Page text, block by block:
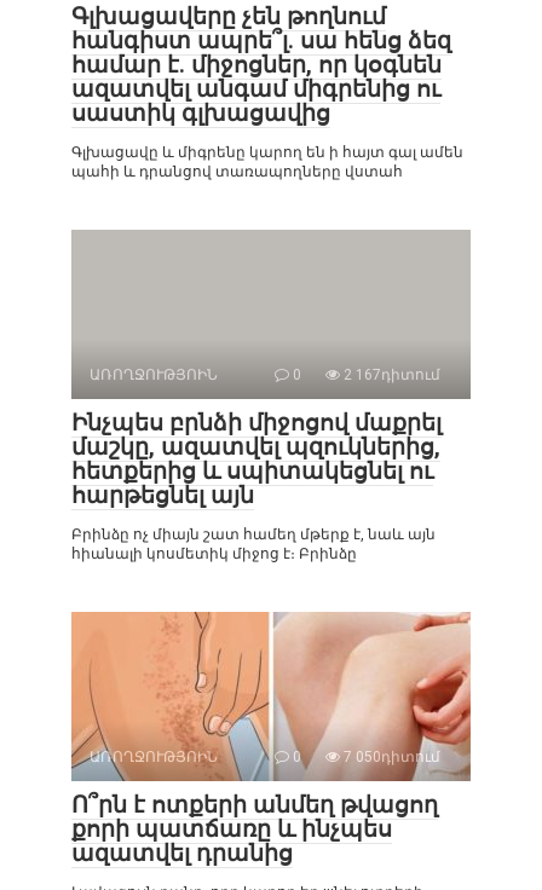
Գլխացավերը չեն թողնում
հանգիստ ապրե՞լ. սա հենց ձեզ
համար է. միջոցներ, որ կօգնեն
ազատվել անգամ միգրենից ու
սաստիկ գլխացավից
Գլխացավը և միգրենը կարող են ի հայտ գալ ամեն
պահի և դրանցով տառապողները վստահ
ԱՌՈՂՋՈՒԹՅՈԻՆ 0 2 167դիտում
Ինչպես բրնձի միջոցով մաքրել
մաշկը, ազատվել պզուկներից,
հետքերից և սպիտակեցնել ու
հարթեցնել այն
Բրինձը ոչ միայն շատ համեղ մթերք է, նաև այն
հիանալի կոսմետիկ միջոց է։ Բրինձը
ԱՌՈՂՋՈՒԹՅՈԻՆ 0 7 050դիտում
Ո՞րն է ոտքերի անմեղ թվացող
քորի պատճառը և ինչպես
ազատվել դրանից